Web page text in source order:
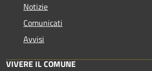
Notizie
Comunicati
Avvisi
VIVERE IL COMUNE